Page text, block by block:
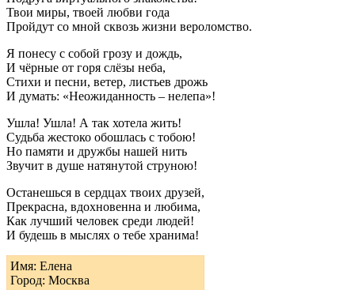
Твои миры, твоей любви года
Пройдут со мной сквозь жизни вероломство.
Я понесу с собой грозу и дождь,
И чёрные от горя слёзы неба,
Стихи и песни, ветер, листьев дрожь
И думать: «Неожиданность – нелепа»!
Ушла! Ушла! А так хотела жить!
Судьба жестоко обошлась с тобою!
Но памяти и дружбы нашей нить
Звучит в душе натянутой струною!
Останешься в сердцах твоих друзей,
Прекрасна, вдохновенна и любима,
Как лучший человек среди людей!
И будешь в мыслях о тебе хранима!
Имя: Елена
Город: Москва